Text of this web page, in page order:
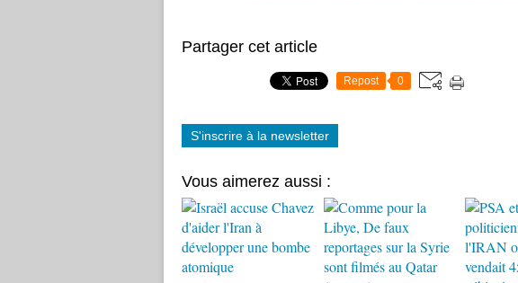
Partager cet article
Repost 0
S'inscrire à la newsletter
Vous aimerez aussi :